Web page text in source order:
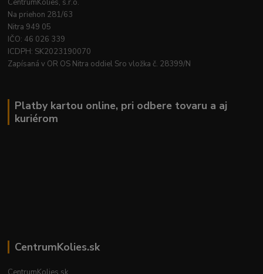
CentrumKolies, s.r.o.
Na priehon 281/63
Nitra 949 05
IČO: 46 026 339
ICDPH: SK2023190070
Zapísaná v OR OS Nitra oddiel Sro vložka č. 28399/N
Platby kartou online, pri odbere tovaru a aj
kuriérom
CentrumKolies.sk